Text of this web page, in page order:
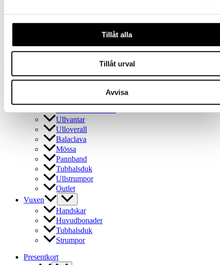
Tillåt alla
Tillåt urval
Avvisa
[instagram-feed feed=4]
Kundbetyg
Ullvantar
Ulloverall
Balaclava
Mössa
Pannband
Tubhalsduk
Ullstrumpor
Outlet
Vuxen
Handskar
Huvudbonader
Tubhalsduk
Strumpor
Presentkort